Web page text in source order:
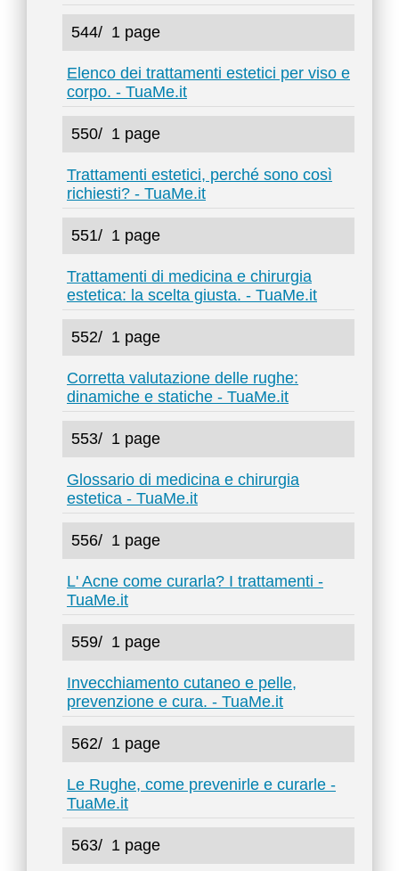
544/ 1 page
Elenco dei trattamenti estetici per viso e
corpo. - TuaMe.it
550/ 1 page
Trattamenti estetici, perché sono così
richiesti? - TuaMe.it
551/ 1 page
Trattamenti di medicina e chirurgia
estetica: la scelta giusta. - TuaMe.it
552/ 1 page
Corretta valutazione delle rughe:
dinamiche e statiche - TuaMe.it
553/ 1 page
Glossario di medicina e chirurgia
estetica - TuaMe.it
556/ 1 page
L' Acne come curarla? I trattamenti -
TuaMe.it
559/ 1 page
Invecchiamento cutaneo e pelle,
prevenzione e cura. - TuaMe.it
562/ 1 page
Le Rughe, come prevenirle e curarle -
TuaMe.it
563/ 1 page